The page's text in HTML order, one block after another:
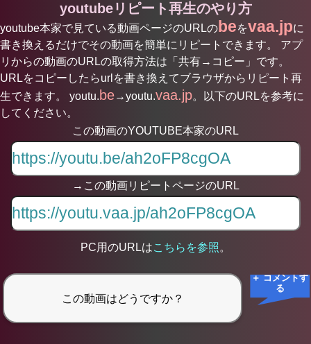
youtubeリピート再生のやり方
youtube本家で見ている動画ページのURLのbeをvaa.jpに
書き換えるだけでその動画を簡単にリピートできます。 アプ
リからの動画のURLの取得方法は「共有→コピー」です。
URLをコピーしたらurlを書き換えてブラウザからリピート再
生できます。 youtu. be→youtu.vaa.jp。以下のURLを参考に
してください。
この動画のYOUTUBE本家のURL
→この動画リピートページのURL
PC用のURLはこちらを参照 。
＋ コメントす
る